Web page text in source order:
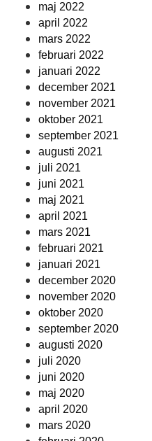
maj 2022
april 2022
mars 2022
februari 2022
januari 2022
december 2021
november 2021
oktober 2021
september 2021
augusti 2021
juli 2021
juni 2021
maj 2021
april 2021
mars 2021
februari 2021
januari 2021
december 2020
november 2020
oktober 2020
september 2020
augusti 2020
juli 2020
juni 2020
maj 2020
april 2020
mars 2020